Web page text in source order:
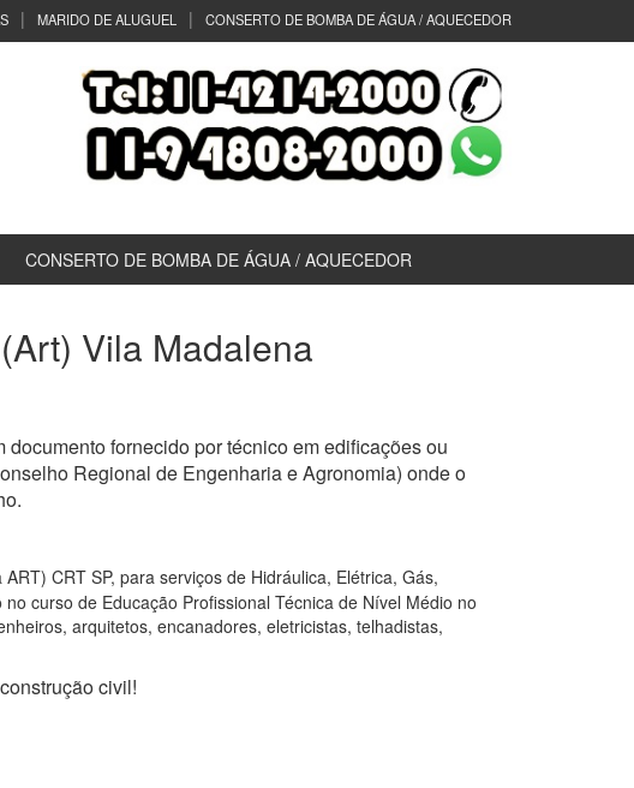
MARIDO DE ALUGUEL CONSERTO DE BOMBA DE ÁGUA / AQUECEDOR
CONSERTO DE BOMBA DE ÁGUA / AQUECEDOR
Vila Madalena
fornecido por técnico em edificações ou
Regional de Engenharia e Agronomia) onde o
CRT SP, para serviços de Hidráulica, Elétrica, Gás,
curso de Educação Profissional Técnica de Nível Médio no
arquitetos, encanadores, eletricistas, telhadistas,
civil!